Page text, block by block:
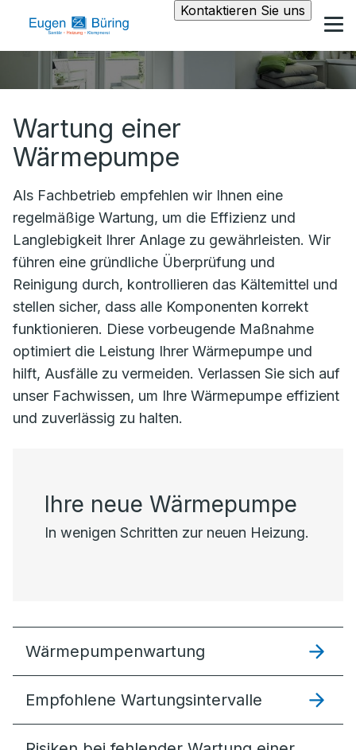
Kontaktieren Sie uns
Wartung einer
Wärmepumpe
Als Fachbetrieb empfehlen wir Ihnen eine
regelmäßige Wartung, um die Effizienz und
Langlebigkeit Ihrer Anlage zu gewährleisten. Wir
führen eine gründliche Überprüfung und
Reinigung durch, kontrollieren das Kältemittel und
stellen sicher, dass alle Komponenten korrekt
funktionieren. Diese vorbeugende Maßnahme
optimiert die Leistung Ihrer Wärmepumpe und
hilft, Ausfälle zu vermeiden. Verlassen Sie sich auf
unser Fachwissen, um Ihre Wärmepumpe effizient
und zuverlässig zu halten.
Ihre neue Wärmepumpe
In wenigen Schritten zur neuen Heizung.
Wärmepumpenwartung
Empfohlene Wartungsintervalle